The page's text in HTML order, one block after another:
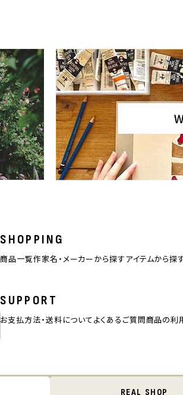
SHOPPING
商品一覧作家名・メーカーから探すアイテムから探
SUPPORT
お支払方法・送料についてよくあるご質問商品の利
REAL SHOP